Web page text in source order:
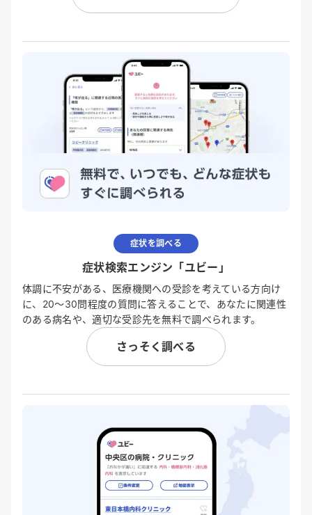
症状を調べる
症状検索エンジン「ユビー」
体調に不安がある、医療機関への受診を考えている方向け
に、20〜30問程度の質問に答えることで、あなたに関連性
のある病名や、適切な受診先を無料で調べられます。
さっそく調べる